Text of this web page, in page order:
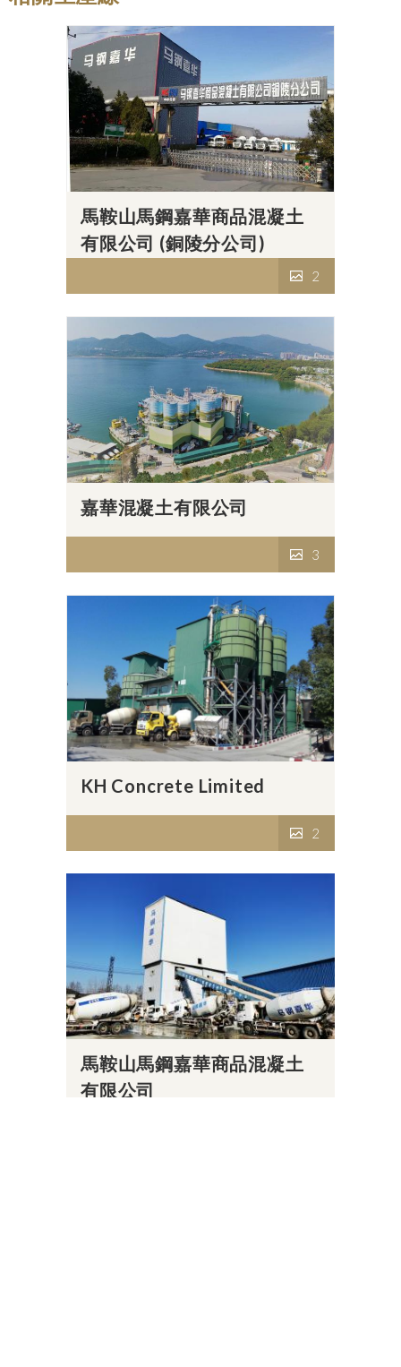
馬鞍山馬鋼嘉華商品混凝土
有限公司 (銅陵分公司)
2
嘉華混凝土有限公司
3
KH Concrete Limited
2
馬鞍山馬鋼嘉華商品混凝土
有限公司